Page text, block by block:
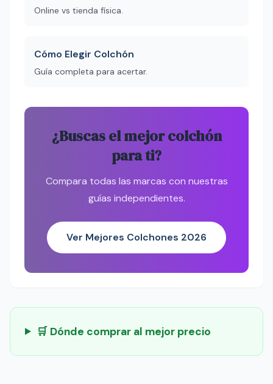
Online vs tienda física.
Cómo Elegir Colchón
Guía completa para acertar.
¿Buscas el mejor colchón
para ti?
Compara todas las marcas con nuestras
guías independientes.
Ver Mejores Colchones 2026
🛒 Dónde comprar al mejor precio